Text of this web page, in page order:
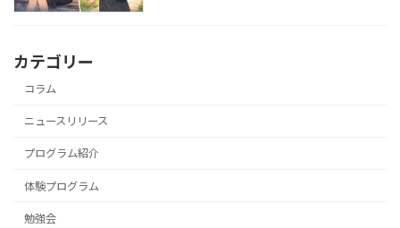
カテゴリー
コラム
ニュースリリース
プログラム紹介
体験プログラム
勉強会